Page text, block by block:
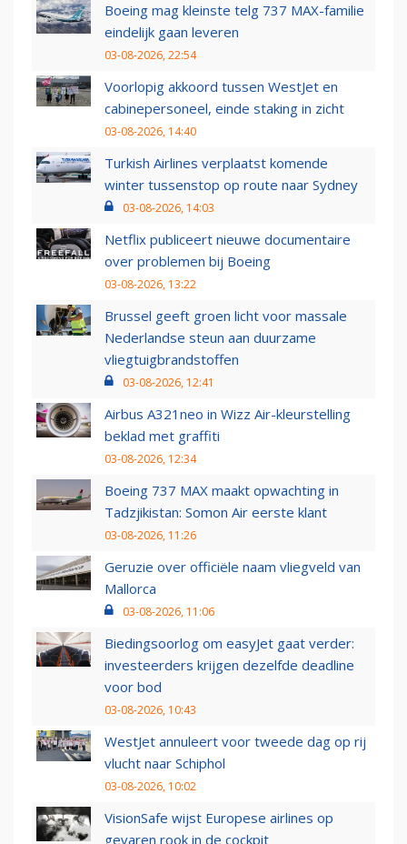
Boeing mag kleinste telg 737 MAX-familie
eindelijk gaan leveren
03-08-2026, 22:54
Voorlopig akkoord tussen WestJet en
cabinepersoneel, einde staking in zicht
03-08-2026, 14:40
Turkish Airlines verplaatst komende
winter tussenstop op route naar Sydney
03-08-2026, 14:03
Netflix publiceert nieuwe documentaire
over problemen bij Boeing
03-08-2026, 13:22
Brussel geeft groen licht voor massale
Nederlandse steun aan duurzame
vliegtuigbrandstoffen
03-08-2026, 12:41
Airbus A321neo in Wizz Air-kleurstelling
beklad met graffiti
03-08-2026, 12:34
Boeing 737 MAX maakt opwachting in
Tadzjikistan: Somon Air eerste klant
03-08-2026, 11:26
Geruzie over officiële naam vliegveld van
Mallorca
03-08-2026, 11:06
Biedingsoorlog om easyJet gaat verder:
investeerders krijgen dezelfde deadline
voor bod
03-08-2026, 10:43
WestJet annuleert voor tweede dag op rij
vlucht naar Schiphol
03-08-2026, 10:02
VisionSafe wijst Europese airlines op
gevaren rook in de cockpit